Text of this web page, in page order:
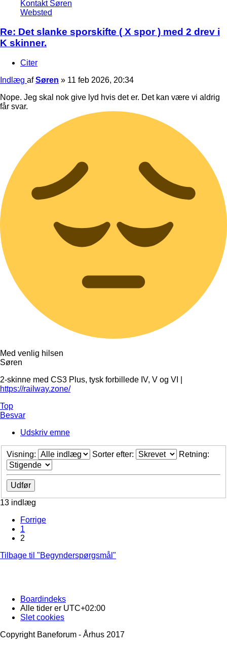
Kontakt Søren
Websted
Re: Det slanke sporskifte ( X spor ) med 2 drev i
K skinner.
Citer
Indlæg afSøren » 11 feb 2026, 20:34
Nope. Jeg skal nok give lyd hvis det er. Det kan være vi aldrig
får svar.
Med venlig hilsen
Søren
2-skinne med CS3 Plus, tysk forbillede IV, V og VI |
https://railway.zone/
Top
Besvar
Udskriv emne
Visning: Sorter efter: Retning:
13 indlæg
Forrige
1
2
Tilbage til "Begynderspørgsmål"
Boardindeks
Alle tider er UTC+02:00
Slet cookies
Copyright Baneforum - Århus 2017